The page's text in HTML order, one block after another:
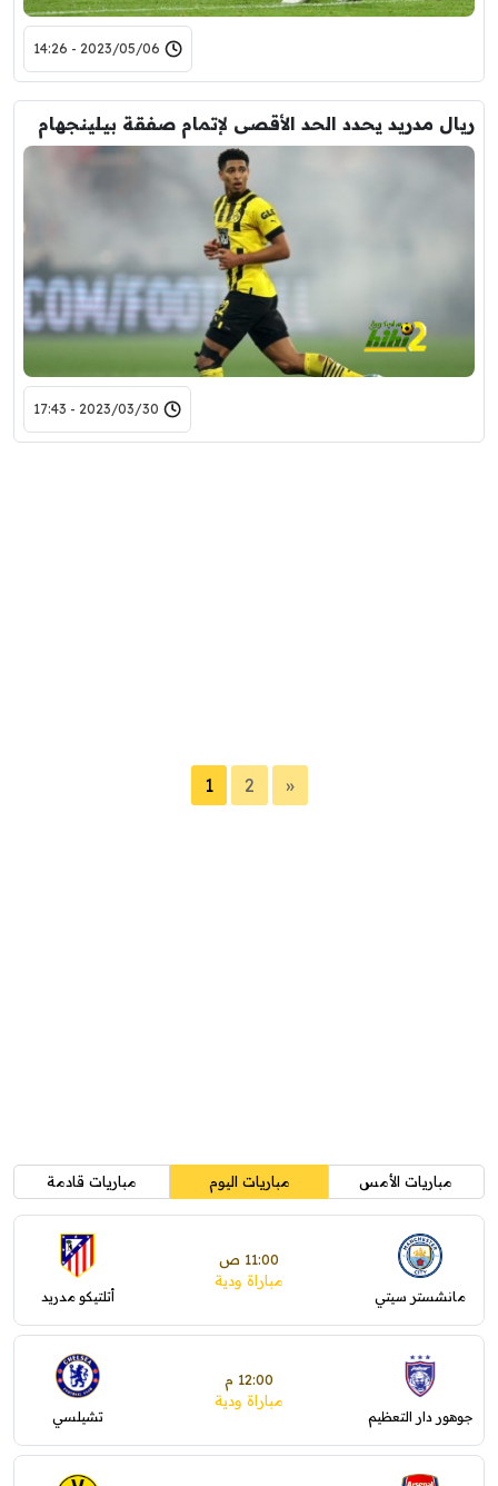
2023/05/06 - 14:26
ريال مدريد يحدد الحد الأقصى لإتمام صفقة بيلينجهام
2023/03/30 - 17:43
1 2 »
مباريات الأمس مباريات اليوم مباريات قادمة
مانشستر سيتي
11:00 ص
مباراة ودية
أتلتيكو مدريد
جوهور دار التعظيم
12:00 م
مباراة ودية
تشيلسي